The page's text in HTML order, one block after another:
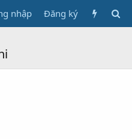
nhập Đăng ký